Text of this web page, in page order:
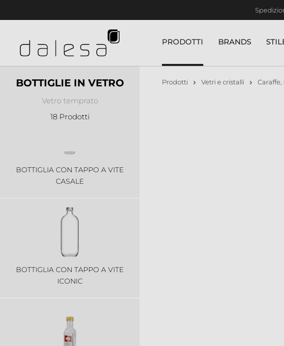
PRODOTTI BRANDS
BOTTIGLIE IN VETRO
Vetro temprato
18 Prodotti
BOTTIGLIA CON TAPPO AQUA
BOTTIGLIA CON TAPPO A VITE
CASALE
BOTTIGLIA CON TAPPO A VITE
ICONIC
Prodotti Vetri e cristalli